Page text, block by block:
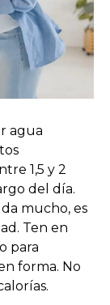
agua
1,5 y 2
del día.
mucho, es
Ten en
para
forma. No